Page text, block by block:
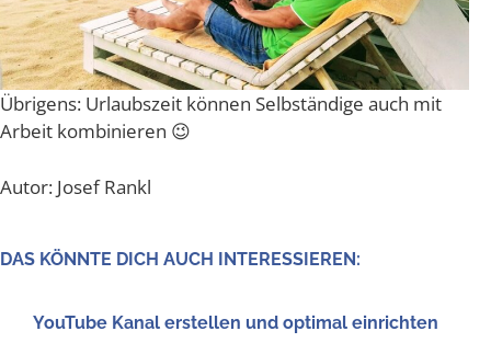
Übri­gens: Urlaubs­zeit kön­nen Selb­stän­di­ge auch mit
Arbeit kombinieren 😉
Autor: Josef Rankl
DAS KÖNN­TE DICH AUCH INTERESSIEREN:
You­Tube Kanal erstel­len und opti­mal einrichten